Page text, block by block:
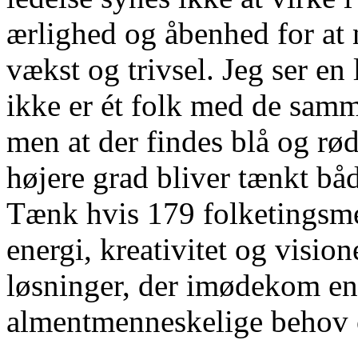
ærlighed og åbenhed for
vækst og trivsel. Jeg ser
ikke er ét folk med de
men at der findes blå og
højere grad bliver tænkt
Tænk hvis 179
energi, kreativitet og
løsninger, der imødekom
almentmenneskelige